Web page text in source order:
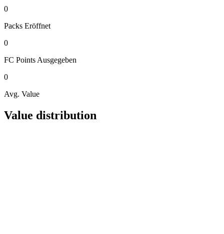
0
Packs Eröffnet
0
FC Points Ausgegeben
0
Avg. Value
Value distribution